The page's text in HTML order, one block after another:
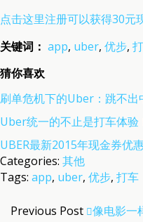
点击这里注册可以获得30元
关键词： app, uber, 优步,
猜你喜欢
刷单危机下的Uber：跳不出
Uber统一的不止是打车体验
UBER最新2015年现金券优
Categories: 其他
Tags: app, uber, 优步, 打车
Previous Post 像电影一